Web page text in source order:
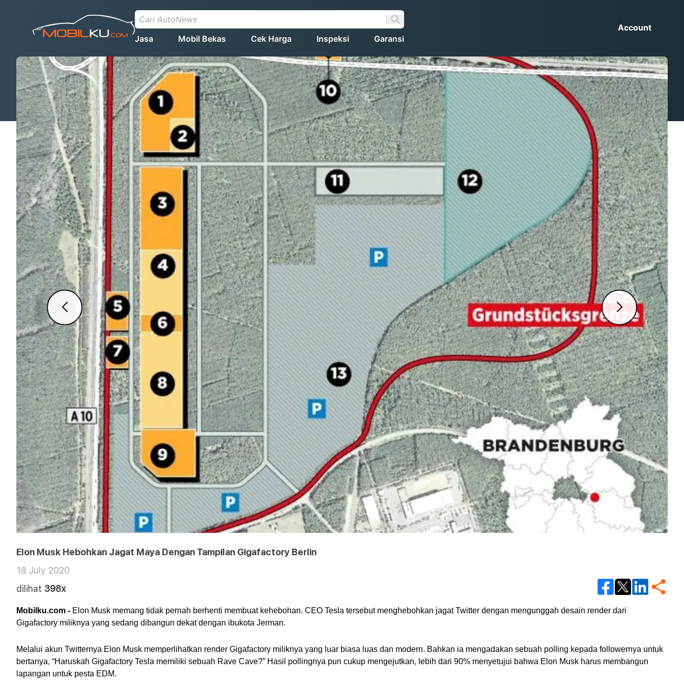
Jasa Mobil Bekas Cek Harga Inspeksi Garansi
Account
Elon Musk Hebohkan Jagat Maya Dengan Tampilan Gigafactory Berlin
18 July 2020
dilihat 398x
Mobilku.com - Elon Musk memang tidak pernah berhenti membuat kehebohan. CEO Tesla tersebut menghebohkan jagat Twitter dengan mengunggah desain render dari
Gigafactory miliknya yang sedang dibangun dekat dengan ibukota Jerman.
Melalui akun Twitternya Elon Musk memperlihatkan render Gigafactory miliknya yang luar biasa luas dan modern. Bahkan ia mengadakan sebuah polling kepada followernya untuk
bertanya, “Haruskah Gigafactory Tesla memiliki sebuah Rave Cave?” Hasil pollingnya pun cukup mengejutkan, lebih dari 90% menyetujui bahwa Elon Musk harus membangun
lapangan untuk pesta EDM.